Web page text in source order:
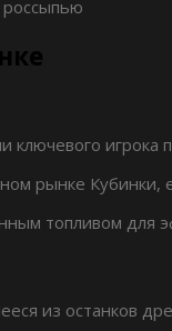
россыпью
игрока
рынке Кубинки,
топливом для
из останков